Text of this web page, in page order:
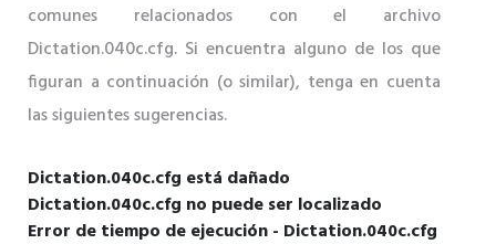
comunes relacionados con el archivo
Dictation.040c.cfg. Si encuentra alguno de los que
figuran a continuación (o similar), tenga en cuenta
las siguientes sugerencias.
Dictation.040c.cfg está dañado
Dictation.040c.cfg no puede ser localizado
Error de tiempo de ejecución - Dictation.040c.cfg